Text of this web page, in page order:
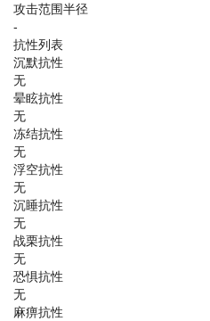
攻击范围半径
-
抗性列表
沉默抗性
无
晕眩抗性
无
冻结抗性
无
浮空抗性
无
沉睡抗性
无
战栗抗性
无
恐惧抗性
无
麻痹抗性